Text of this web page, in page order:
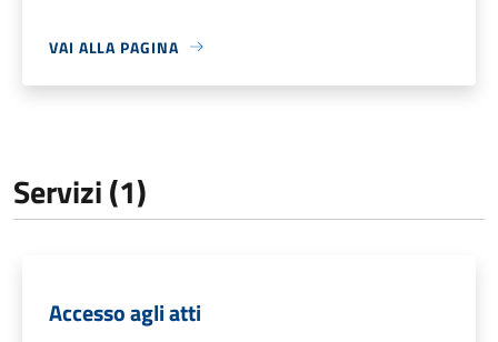
VAI ALLA PAGINA
Servizi (1)
Accesso agli atti